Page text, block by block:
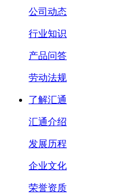
公司动态
行业知识
产品问答
劳动法规
了解汇通
汇通介绍
发展历程
企业文化
荣誉资质